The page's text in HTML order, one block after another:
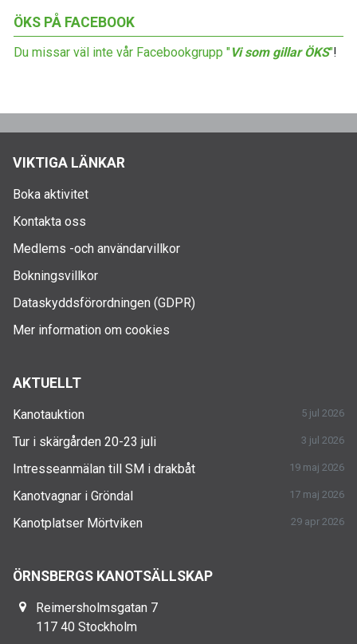
ÖKS PÅ FACEBOOK
Du missar väl inte vår Facebookgrupp "Vi som gillar ÖKS"!
VIKTIGA LÄNKAR
Boka aktivitet
Kontakta oss
Medlems -och användarvillkor
Bokningsvillkor
Dataskyddsförordningen (GDPR)
Mer information om cookies
AKTUELLT
Kanotauktion 5 jul 2026
Tur i skärgården 20-23 juli 3 jul 2026
Intresseanmälan till SM i drakbåt 19 maj 2026
Kanotvagnar i Gröndal 17 maj 2026
Kanotplatser Mörtviken 29 apr 2026
ÖRNSBERGS KANOTSÄLLSKAP
Reimersholmsgatan 7
117 40 Stockholm